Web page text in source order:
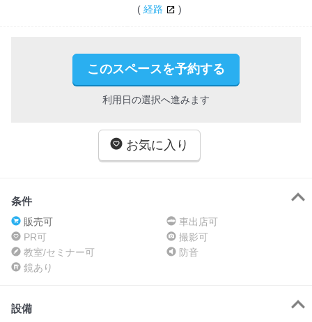
( 経路 )
このスペースを予約する
利用日の選択へ進みます
お気に入り
条件
販売可
車出店可
PR可
撮影可
教室/セミナー可
防音
鏡あり
設備